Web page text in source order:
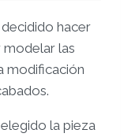
hacer
modelar las
modificación
la pieza